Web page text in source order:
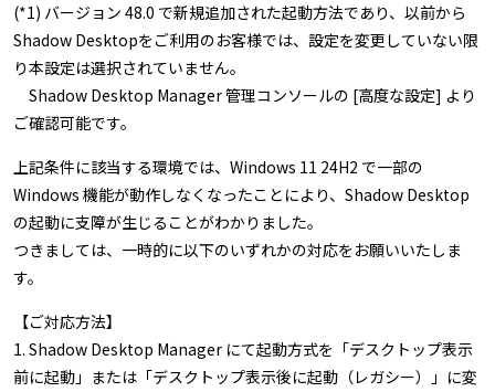
(*1) バージョン 48.0 で新規追加された起動方法であり、以前から
Shadow Desktopをご利用のお客様では、設定を変更していない限
り本設定は選択されていません。
Shadow Desktop Manager 管理コンソールの [高度な設定] より
ご確認可能です。
上記条件に該当する環境では、Windows 11 24H2 で一部の
Windows 機能が動作しなくなったことにより、Shadow Desktop
の起動に支障が生じることがわかりました。
つきましては、一時的に以下のいずれかの対応をお願いいたしま
す。
【ご対応方法】
1. Shadow Desktop Manager にて起動方式を「デスクトップ表示
前に起動」または「デスクトップ表示後に起動（レガシー）」に変